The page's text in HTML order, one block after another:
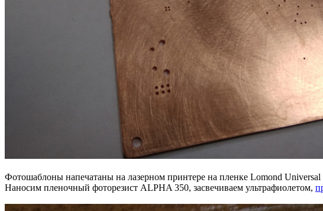
Фотошаблоны напечатаны на лазерном принтере на пленке Lomond Universal
Наносим пленочный фоторезист ALPHA 350, засвечиваем ультрафиолетом,